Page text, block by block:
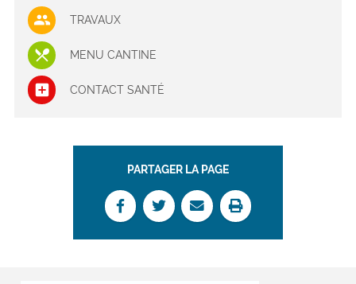
TRAVAUX
MENU CANTINE
CONTACT SANTÉ
PARTAGER LA PAGE